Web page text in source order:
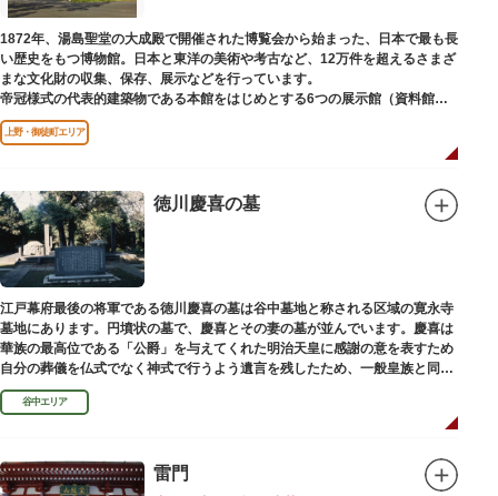
ック。手塚治虫のユニコのお守りなど愛らしいものがありますよ。
1872年、湯島聖堂の大成殿で開催された博覧会から始まった、日本で最も長
い歴史をもつ博物館。日本と東洋の美術や考古など、12万件を超えるさまざ
まな文化財の収集、保存、展示などを行っています。
帝冠様式の代表的建築物である本館をはじめとする6つの展示館（資料館）
からなり、89件の国宝を所蔵。常に貴重な文化財を公開し、講座や講演会、
ワークショップなどを実施しています。国宝や重要文化財などの名品をたど
りながら、真の美術史を堪能し価値あるひと時を過ごしてみてはいかがでし
吹き抜けのエントランスに大理石の大階段がある本館では、壁時計やステン
ドグラスなど格調高い内部装飾にも注目してみてください。初めて来館する
方や時間が限られている方などに向け提案されたコース（日本美術入門／た
てものめぐり／仏像大好き）を参考にめぐるのも良いでしょう。
敷地内にはレストランやミュージアムショップのほか緑豊かな庭園も。季節
ごとの彩りを感じながらゆったりと散策するのもおすすめです。
上野・御徒町エリア
徳川慶喜の墓
江戸幕府最後の将軍である徳川慶喜の墓は谷中墓地と称される区域の寛永寺
墓地にあります。円墳状の墓で、慶喜とその妻の墓が並んでいます。慶喜は
華族の最高位である「公爵」を与えてくれた明治天皇に感謝の意を表すため
自分の葬儀を仏式でなく神式で行うよう遺言を残したため、一般皇族と同じ
ような円墳が建てられました。
谷中エリア
雷門